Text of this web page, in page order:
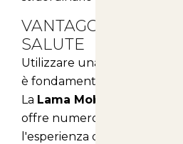
VANTAGGI PER IL
SALUTE
Utilizzare una forbice da
è fondamentale per la
La Lama Mobile Ricambio
offre numerosi vantaggi che
l'esperienza di potatura: